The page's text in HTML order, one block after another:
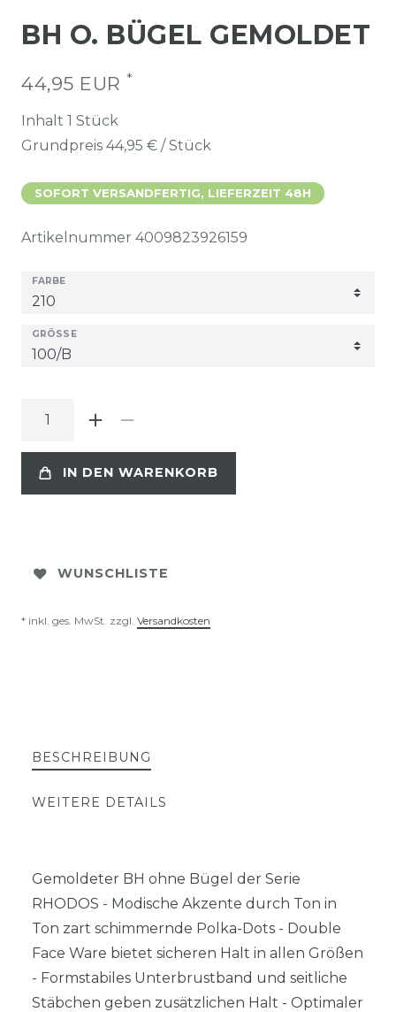
BH O. BÜGEL GEMOLDET
44,95 EUR *
Inhalt 1 Stück
Grundpreis 44,95 € / Stück
SOFORT VERSANDFERTIG, LIEFERZEIT 48H
Artikelnummer 4009823926159
FARBE
GRÖSSE
IN DEN WARENKORB
WUNSCHLISTE
* inkl. ges. MwSt. zzgl. Versandkosten
BESCHREIBUNG
WEITERE DETAILS
Gemoldeter BH ohne Bügel der Serie
RHODOS - Modische Akzente durch Ton in
Ton zart schimmernde Polka-Dots - Double
Face Ware bietet sicheren Halt in allen Größen
- Formstabiles Unterbrustband und seitliche
Stäbchen geben zusätzlichen Halt - Optimaler